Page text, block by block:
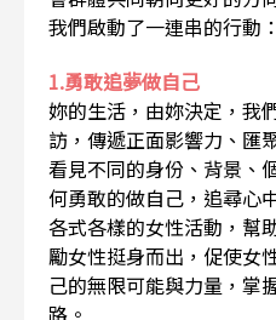
我們啟動了一連串的行動：
1.勇敢追夢做自己
妳的生活，由妳決定，我
訪，傳遞正面影響力、匯
看見不同的身份、背景、
何勇敢的做自己，追尋心
各式各樣的女性活動，幫
勵女性挺身而出，促使女
己的無限可能與力量，掌
路。